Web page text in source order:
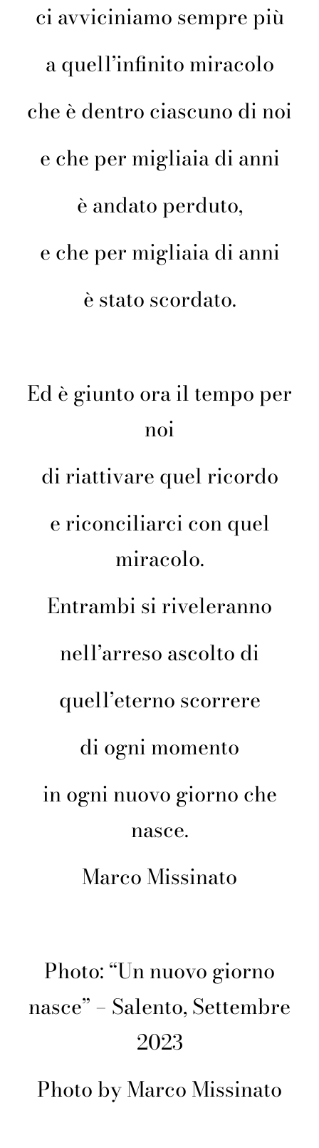
ci avviciniamo sempre più
a quell’infinito miracolo
che è dentro ciascuno di noi
e che per migliaia di anni
è andato perduto,
e che per migliaia di anni
è stato scordato.
Ed è giunto ora il tempo per
noi
di riattivare quel ricordo
e riconciliarci con quel
miracolo.
Entrambi si riveleranno
nell’arreso ascolto di
quell’eterno scorrere
di ogni momento
in ogni nuovo giorno che
nasce.
Marco Missinato
Photo: “Un nuovo giorno
nasce” – Salento, Settembre
2023
Photo by Marco Missinato